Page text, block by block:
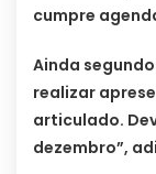
cumpre
Ainda
realizar
articulado.
dezembro”,